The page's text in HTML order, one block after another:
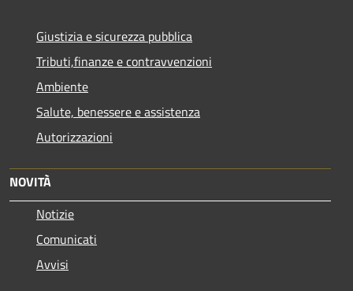
Giustizia e sicurezza pubblica
Tributi,finanze e contravvenzioni
Ambiente
Salute, benessere e assistenza
Autorizzazioni
NOVITÀ
Notizie
Comunicati
Avvisi